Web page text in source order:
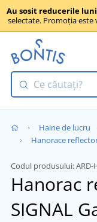
Au sosit reducerile
selectate. Promoția este
Haine de lucru
Hanorace
Codul produsului:ARD-
Hanorac
SIGNAL